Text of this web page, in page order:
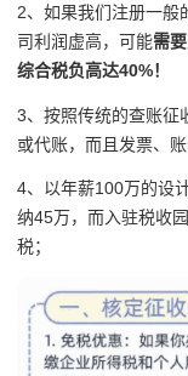
2、如果我们注册一般
司利润虚高，可能需要
综合税负高达40%！
3、按照传统的查账征
或代账，而且发票、
4、以年薪100万的设
纳45万，而入驻税收
税；